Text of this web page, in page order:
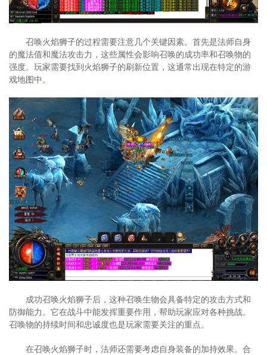
召唤火焰狮子的过程需要注意几个关键因素。首先是法师自身
的魔法值和魔法攻击力，这些属性会影响召唤的成功率和召唤物的
强度。玩家需要找到火焰狮子的刷新位置，这通常出现在特定的游
戏地图中。
成功召唤火焰狮子后，这种召唤生物会具备特定的攻击方式和
防御能力。它在战斗中能发挥重要作用，帮助玩家应对各种挑战。
召唤物的持续时间和忠诚度也是玩家需要关注的重点。
在召唤火焰狮子时，法师还需要考虑自身装备的加持效果。合